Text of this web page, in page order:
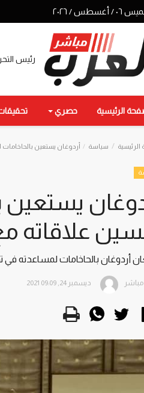
/ أغسطس / ٢٠٢٦
رئيس
الرئيسية حصري
سياسة أردوغان يستعين
يستعين
علاقاته
أردوغان بالحاخامات لمساعدته
ديسمبر 24, 2021 09:09